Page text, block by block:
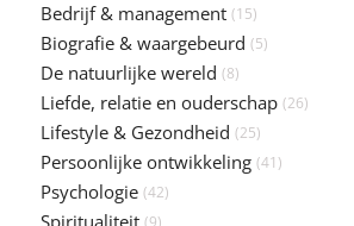
Bedrijf & management (15)
Biografie & waargebeurd (5)
De natuurlijke wereld (8)
Liefde, relatie en ouderschap (26)
Lifestyle & Gezondheid (25)
Persoonlijke ontwikkeling (41)
Psychologie (42)
Spiritualiteit (9)